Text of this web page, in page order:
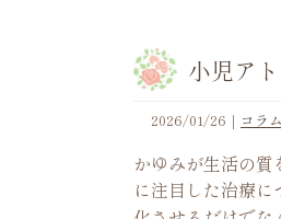
小児ア
2026/01/26 ｜ コラム
かゆみが生活の
に注目した治療